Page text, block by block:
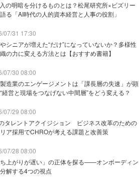
の明暗を分けるものとは？松尾研究所×ビズリー
る「AI時代の人的資本経営と人事の役割」
07/31 17:30
シニアが増えた“だけ”になっていないか？多様性
の力に変える方法とは【おすすめ書籍】
07/30 08:00
造業のエンゲージメントは「課長層の失速」が顕
営と現場をつなげない中間層”をどう変える？
07/29 08:00
タレントアクイジション ビジネス改革のための
ア採用でCHROが考える課題と改善策
07/28 08:00
上がりが遅い」の正体を探る——オンボーディン
解する4つの視点